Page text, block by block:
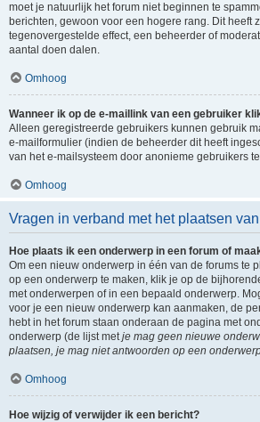
moet je natuurlijk het forum niet beginnen te
berichten, gewoon voor een hogere rang. Dit heeft
tegenovergestelde effect, een beheerder of
aantal doen dalen.
Omhoog
Wanneer ik op de e-maillink van een gebruiker
Alleen geregistreerde gebruikers kunnen gebruik
e-mailformulier (indien de beheerder dit heeft
van het e-mailsysteem door anonieme gebruikers
Omhoog
Vragen in verband met het plaatsen
Hoe plaats ik een onderwerp in een forum of
Om een nieuw onderwerp in één van de forums te
op een onderwerp te maken, klik je op de
met onderwerpen of in een bepaald onderwerp.
voor je een nieuw onderwerp kan aanmaken, de
hebt in het forum staan onderaan de pagina met
onderwerp (de lijst metje mag geen nieuwe
plaatsen, je mag niet antwoorden op een
Omhoog
Hoe wijzig of verwijder ik een bericht?